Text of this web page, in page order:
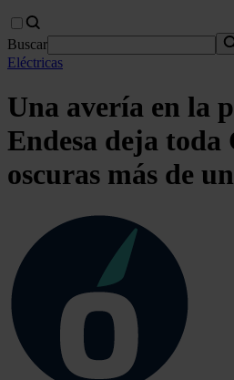
Buscar
Eléctricas
Una avería en la
Endesa deja toda
oscuras más de